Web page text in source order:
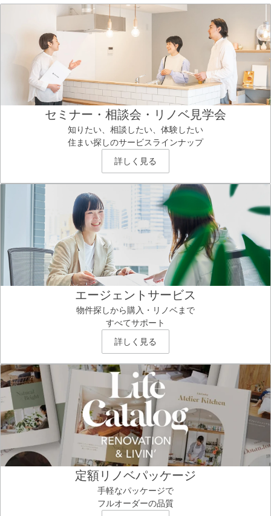
セミナー・相談会・リノベ見学会
知りたい、相談したい、体験したい
住まい探しのサービスラインナップ
詳しく見る
エージェントサービス
物件探しから購入・リノベまで
すべてサポート
詳しく見る
定額リノベパッケージ
手軽なパッケージで
フルオーダーの品質